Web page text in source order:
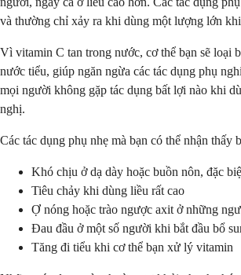
và thường chỉ xảy ra khi dùng một lượng lớn
Vì vitamin C tan trong nước, cơ thể bạn sẽ loại
nước tiểu, giúp ngăn ngừa các tác dụng phụ
mọi người không gặp tác dụng bất lợi nào khi
nghị.
Các tác dụng phụ nhẹ mà bạn có thể nhận thấy
Khó chịu ở dạ dày hoặc buồn nôn, đặc
Tiêu chảy khi dùng liều rất cao
Ợ nóng hoặc trào ngược axit ở những
Đau đầu ở một số người khi bắt đầu bổ
Tăng đi tiểu khi cơ thể bạn xử lý vitamin